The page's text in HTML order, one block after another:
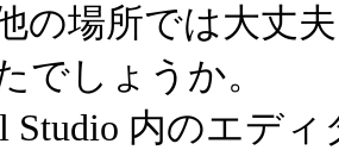
の場所では大丈夫
でしょうか。
Studio 内のエデ